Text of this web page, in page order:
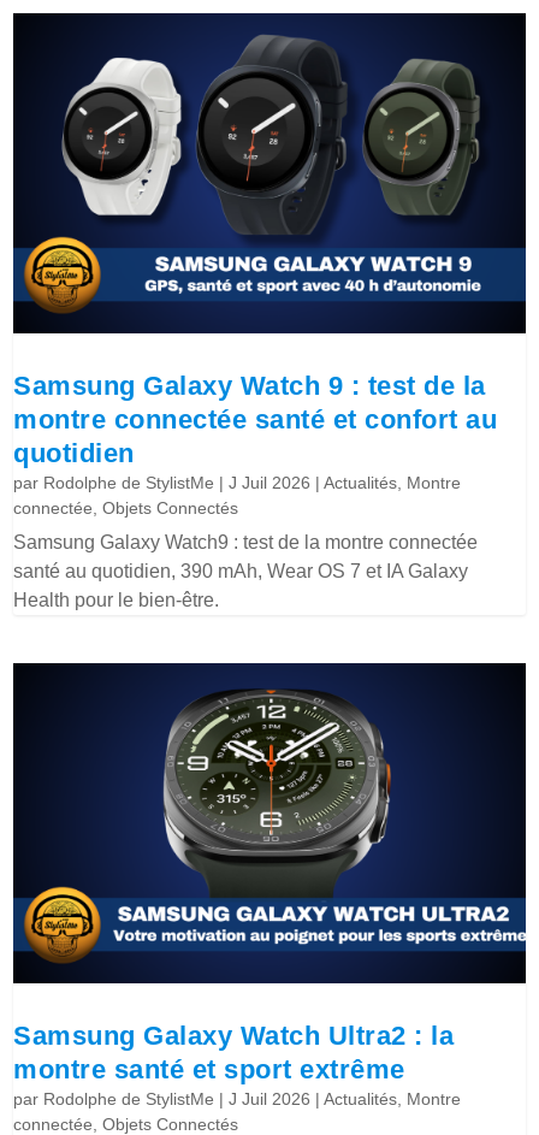
Samsung Galaxy Watch 9 : test de la
montre connectée santé et confort au
quotidien
par Rodolphe de StylistMe |J Juil 2026 |Actualités Montre
connectée ,Objets Connectés
Samsung Galaxy Watch9 : test de la montre connectée
santé au quotidien, 390 mAh, Wear OS 7 et IA Galaxy
Health pour le bien-être.
Samsung Galaxy Watch Ultra2 : la
montre santé et sport extrême
par Rodolphe de StylistMe |J Juil 2026 |Actualités Montre
connectée ,Objets Connectés